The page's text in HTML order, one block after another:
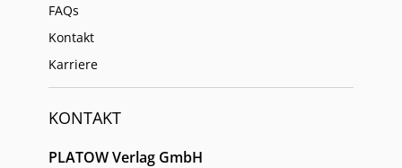
FAQs
Kontakt
Karriere
KONTAKT
PLATOW Verlag GmbH